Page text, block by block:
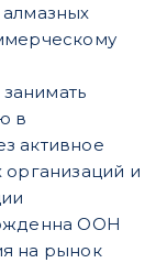
в
активное
и
ООН
на рынок